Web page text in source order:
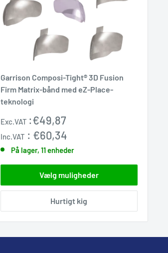
Garrison Composi-Tight® 3D Fusion
Firm Matrix-bånd med eZ-Place-
teknologi
Udsalgspris
Exc.VAT :€49,87
Inc.VAT : €60,34
På lager, 11 enheder
Vælg muligheder
Hurtigt kig